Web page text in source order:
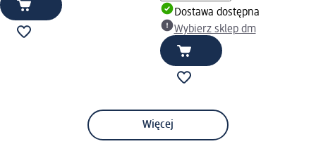
Dostawa dostępna
Wybierz sklep dm
Więcej